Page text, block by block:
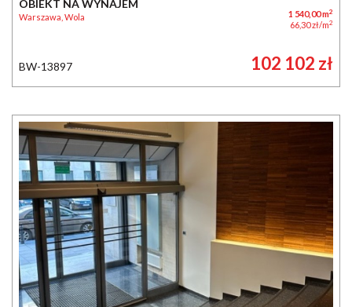
OBIEKT NA WYNAJEM
Warszawa, Wola 1 540,00 m2
66,30 zł/m2
BW-13897 102 102 zł